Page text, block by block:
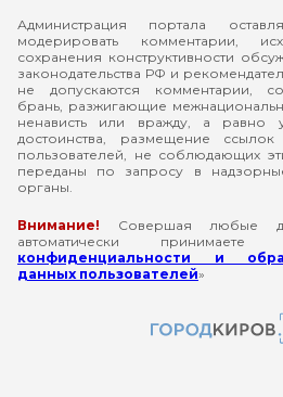
Администрация портала
модерировать комментарии,
сохранения конструктивности
законодательства РФ и
не допускаются комментарии,
брань, разжигающие
ненависть или вражду, а равно
достоинства, размещение
пользователей, не соблюдающих
переданы по запросу в
органы.
Внимание! Совершая любые
автоматически
конфиденциальности и
данных пользователей»